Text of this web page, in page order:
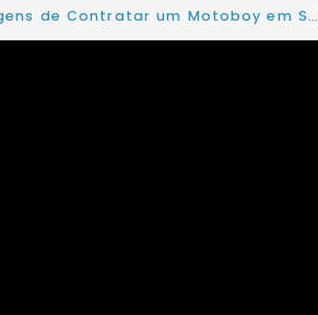
Vantagens de Contratar um Motoboy em São Paulo para Entregas Urgentes